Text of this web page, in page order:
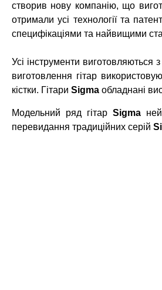
створив нову компанію, що
отримали усі технології та
специфікаціями та найвищими
Усі інструменти виготовляються
виготовлення гітар
кістки. Гітари Sigma обладнані
Модельний ряд гітар Sigma
перевидання традиційних серій